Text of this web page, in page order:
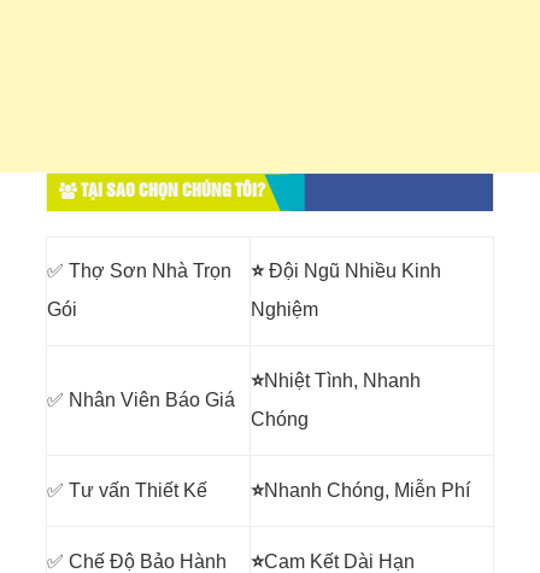
TẠI SAO CHỌN CHÚNG TÔI?
✅ Thợ Sơn Nhà Trọn
Gói
⭐Đội Ngũ Nhiều Kinh
Nghiệm
✅ Nhân Viên Báo Giá
⭐Nhiệt Tình, Nhanh
Chóng
✅ Tư vấn Thiết Kế ⭐Nhanh Chóng, Miễn Phí
✅ Chế Độ Bảo Hành ⭐Cam Kết Dài Hạn